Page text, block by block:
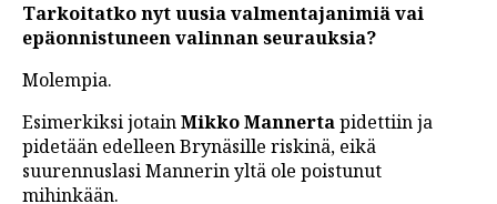
Tarkoitatko nyt uusia valmentajanimiä vai
epäonnistuneen valinnan seurauksia?
Molempia.
Esimerkiksi jotainMikko Mannertapidettiin ja
pidetään edelleen Brynäsille riskinä, eikä
suurennuslasi Mannerin yltä ole poistunut
mihinkään.